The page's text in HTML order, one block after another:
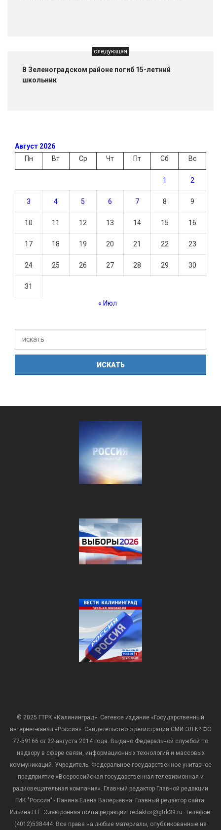
следующая
В Зеленоградском районе погиб 15-летний
школьник
Август 2026
Пн
Вт Ср Чт Пт Сб Вс
1 2
3 4 5 6 7 8 9
10 11 12 13 14 15 16
17 18 19 20 21 22 23
24 25 26 27 28 29 30
31
« Июл
© 2025 ГТРК «Калининград». Сетевое издание «Государственный
интернет-канал «Россия». Свидетельство о регистрации СМИ ЭЛ № ФС
77-59166 от 22 августа 2014 года. Выдано Федеральной службой по
надзору в сфере связи, информационных технологий и массовых
коммуникаций. Учредитель: Федеральное государственное унитарное
предприятие «Всероссийская государственная телевизионная и
радиовещательная компания». Главный редактор Главной редакции
ГИК "Россия" - Панина Елена Валерьевна. Главный редактор сайта:
Ильина Н.Г. Электронная почта редакции: redaktor@gtrk39.ru. Телефон:
(4012)538444. Все права на любые материалы, опубликованные на